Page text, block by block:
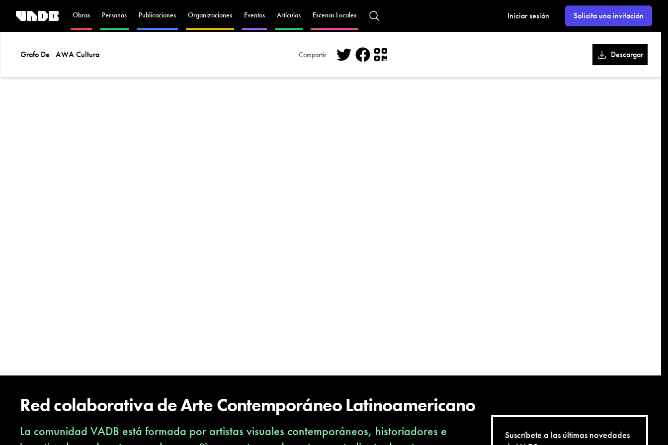
Obras Personas Publicaciones Organizaciones Eventos Artículos Escenas Locales Iniciar sesión Solicita una invitación
Grafo De AWA Cultura Compartir Descargar
Red colaborativa de Arte Contemporáneo Latinoamericano
La comunidad VADB está formada por artistas visuales contemporáneos, historiadores e
Suscríbete a las últimas novedades